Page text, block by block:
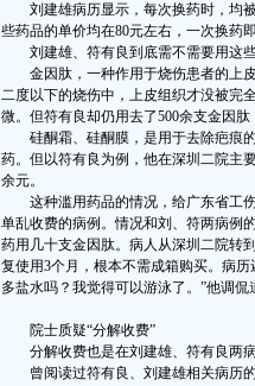
刘建雄病历显示，每次换药时，均被
些药品的单价均在80元左右，一次换药
刘建雄、符有良到底需不需要用这些
金因肽，一种作用于烧伤患者的上皮
二度以下的烧伤中，上皮组织才没被完
微。但符有良却仍用去了500余支金因
硅酮霜、硅酮膜，是用于去除疤痕
药。但以符有良为例，他在深圳二院主
余元。
这种滥用药品的情况，给广东省工伤
单乱收费的病例。情况和刘、符两病例
药用几十支金因肽。病人从深圳二院转
复使用3个月，根本不需成箱购买。病
多盐水吗？我觉得可以游泳了。”他调侃
院士质疑“分解收费”
分解收费也是在刘建雄、符有良两
曾阅读过符有良、刘建雄相关病历的